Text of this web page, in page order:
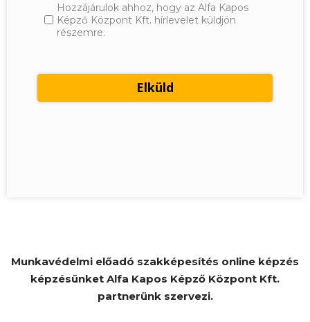
Hozzájárulok ahhoz, hogy az Alfa Kapos
Képző Központ Kft. hírlevelet küldjön
részemre.
Munkavédelmi előadó szakképesítés online képzés
képzésünket Alfa Kapos Képző Központ Kft.
partnerünk szervezi.